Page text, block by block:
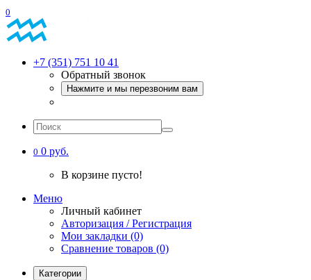
0
+7 (351) 751 10 41
Обратный звонок
Нажмите и мы перезвоним вам
0 0 руб.
В корзине пусто!
Меню
Личный кабинет
Авторизация / Регистрация
Мои закладки (0)
Сравнение товаров (0)
Категории